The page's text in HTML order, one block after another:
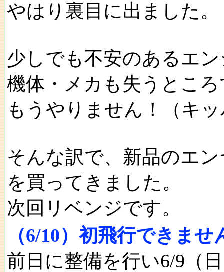
やはり裏目に出ました。
少しでも不安のあるエ
機体・メカも失うとこ
もうやりません！（キ
そんな訳で、新品のエ
を買ってきました。
次回リベンジです。
（6/10）初飛行できま
前日に整備を行い6/9（